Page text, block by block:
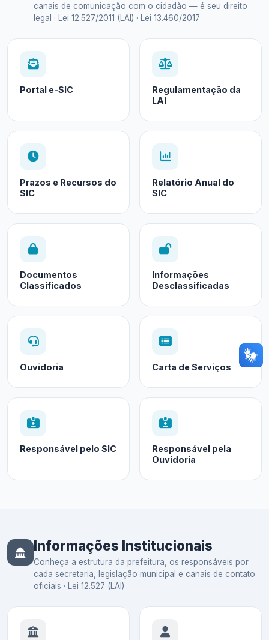
canais de comunicação com o cidadão — é seu direito
legal · Lei 12.527/2011 (LAI) · Lei 13.460/2017
Portal e-SIC
Regulamentação da
LAI
Prazos e Recursos do
SIC
Relatório Anual do
SIC
Documentos
Classificados
Informações
Desclassificadas
Ouvidoria Carta de Serviços
Responsável pelo SIC
Responsável pela
Ouvidoria
Informações Institucionais
Conheça a estrutura da prefeitura, os responsáveis por
cada secretaria, legislação municipal e canais de contato
oficiais · Lei 12.527 (LAI)